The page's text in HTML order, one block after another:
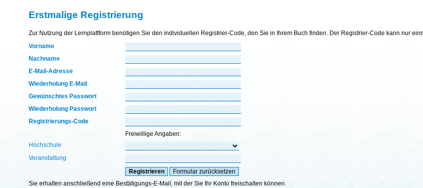
Erstmalige Registrierung
Zur Nutzung der Lernplattform benötigen Sie den individuellen Registrier-Code, den Sie in Ihrem Buch finden. Der Registrier-Code kann nur
Vorname
Nachname
E-Mail-Adresse
Wiederholung E-Mail
Gewünschtes Passwort
Wiederholung Passwort
Registrierungs-Code
Freiwillige Angaben:
Hochschule
Veranstaltung
Sie erhalten anschließend eine Bestätigungs-E-Mail, mit der Sie Ihr Konto freischalten können.